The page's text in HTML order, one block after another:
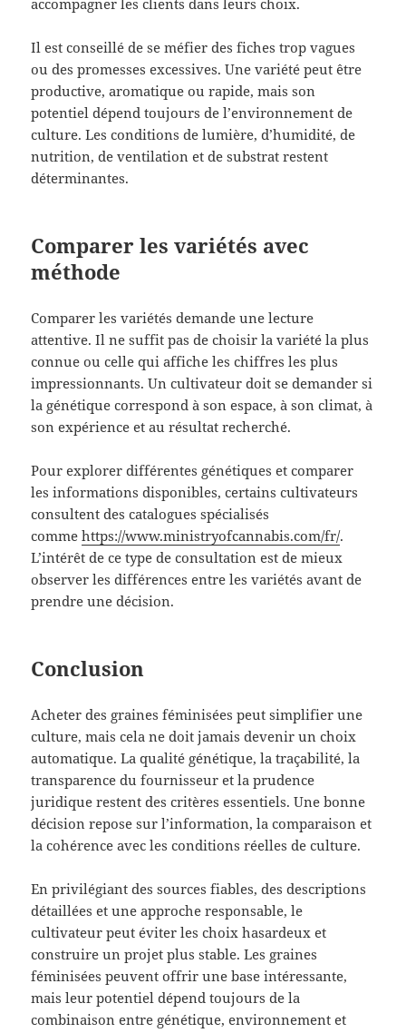
Il est conseillé de se méfier des fiches trop vagues
ou des promesses excessives. Une variété peut être
productive, aromatique ou rapide, mais son
potentiel dépend toujours de l’environnement de
culture. Les conditions de lumière, d’humidité, de
nutrition, de ventilation et de substrat restent
déterminantes.
Comparer les variétés avec
méthode
Comparer les variétés demande une lecture
attentive. Il ne suffit pas de choisir la variété la plus
connue ou celle qui affiche les chiffres les plus
impressionnants. Un cultivateur doit se demander si
la génétique correspond à son espace, à son climat, à
son expérience et au résultat recherché.
Pour explorer différentes génétiques et comparer
les informations disponibles, certains cultivateurs
consultent des catalogues spécialisés
commehttps://www.ministryofcannabis.com/fr/.
L’intérêt de ce type de consultation est de mieux
observer les différences entre les variétés avant de
prendre une décision.
Conclusion
Acheter des graines féminisées peut simplifier une
culture, mais cela ne doit jamais devenir un choix
automatique. La qualité génétique, la traçabilité, la
transparence du fournisseur et la prudence
juridique restent des critères essentiels. Une bonne
décision repose sur l’information, la comparaison et
la cohérence avec les conditions réelles de culture.
En privilégiant des sources fiables, des descriptions
détaillées et une approche responsable, le
cultivateur peut éviter les choix hasardeux et
construire un projet plus stable. Les graines
féminisées peuvent offrir une base intéressante,
mais leur potentiel dépend toujours de la
combinaison entre génétique, environnement et